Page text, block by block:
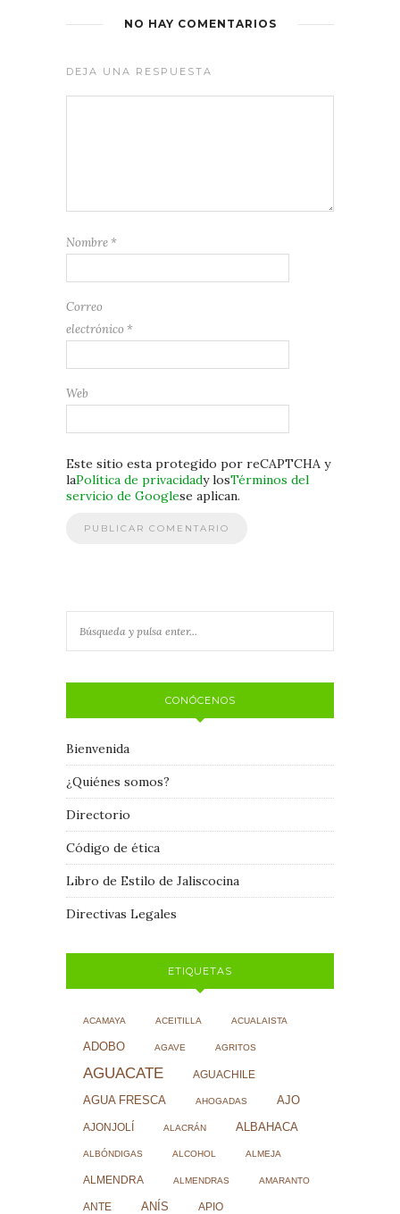
NO HAY COMENTARIOS
DEJA UNA RESPUESTA
Nombre *
Correo
electrónico *
Web
Este sitio esta protegido por reCAPTCHA y
laPolítica de privacidady losTérminos del
servicio de Googlese aplican.
CONÓCENOS
Bienvenida
¿Quiénes somos?
Directorio
Código de ética
Libro de Estilo de Jaliscocina
Directivas Legales
ETIQUETAS
ACAMAYA ACEITILLA ACUALAISTA
ADOBO AGAVE AGRITOS
AGUACATE AGUACHILE
AGUA FRESCA AHOGADAS AJO
AJONJOLÍ ALACRÁN ALBAHACA
ALBÓNDIGAS ALCOHOL ALMEJA
ALMENDRA ALMENDRAS AMARANTO
ANTE ANÍS APIO